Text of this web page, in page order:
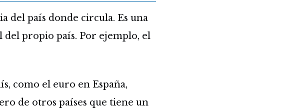
del país donde circula. Es una
propio país. Por ejemplo, el
como el euro en España,
de otros países que tiene un